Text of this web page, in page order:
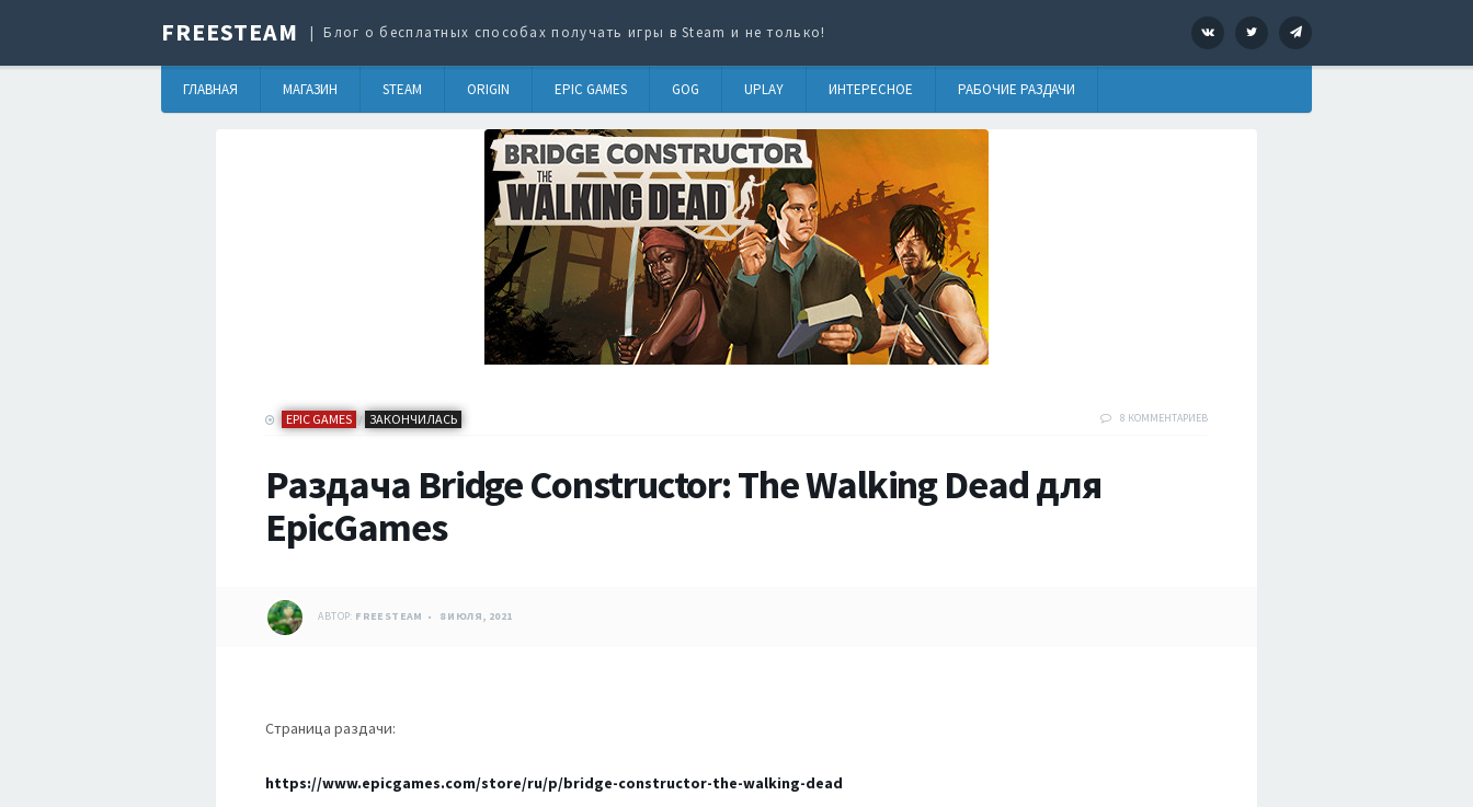
FREESTEAM Блог о бесплатных способах получать игры в Steam и не только! VK Twitter
ГЛАВНАЯ МАГАЗИН STEAM ORIGIN EPIC GAMES GOG UPLAY ИНТЕРЕСНОЕ РАБОЧИЕ РАЗДАЧИ
EPIC GAMES / ЗАКОНЧИЛАСЬ 8 КОММЕНТАРИЕВ
Раздача Bridge Constructor: The Walking Dead для
EpicGames
АВТОР: FREESTEAM 8 ИЮЛЯ, 2021
Страница раздачи:
https://www.epicgames.com/store/ru/p/bridge-constructor-the-walking-dead